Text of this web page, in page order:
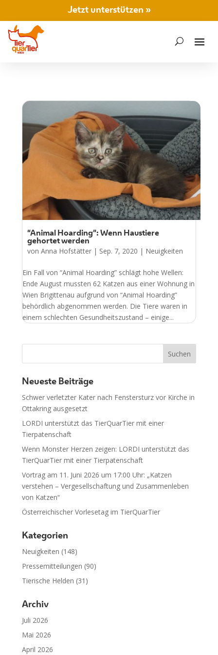
Jetzt unterstützen »
“Animal Hoarding”: Wenn Haustiere
gehortet werden
von Anna Hofstätter| Sep. 7, 2020 | Neuigkeiten
Ein Fall von “Animal Hoarding” schlägt hohe Wellen:
Ende August mussten 62 Katzen aus einer Wohnung in
Wien Brigittenau aufgrund von “Animal Hoarding”
behördlich abgenommen werden. Die Tiere waren in
einem schlechten Gesundheitszustand – einige...
Neueste Beiträge
Schwer verletzter Kater nach Fenstersturz vor Kirche in
Ottakring ausgesetzt
LORDI unterstützt das TierQuarTier mit einer
Tierpatenschaft
Wenn Monster Herzen zeigen: LORDI unterstützt das
TierQuarTier mit einer Tierpatenschaft
Vortrag am 11. Juni 2026 um 17:00 Uhr: „Katzen
verstehen – Vergesellschaftung und Zusammenleben
von Katzen“
Österreichischer Vorlesetag im TierQuarTier
Kategorien
Neuigkeiten (148)
Pressemitteilungen (90)
Tierische Helden (31)
Archiv
Juli 2026
Mai 2026
April 2026